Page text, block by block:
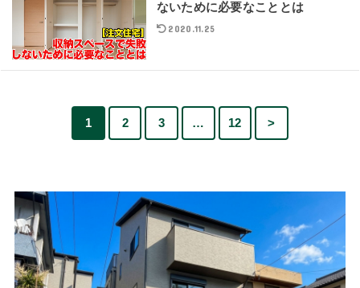
ないために必要なこととは
2020.11.25
1 2 3 … 12 >